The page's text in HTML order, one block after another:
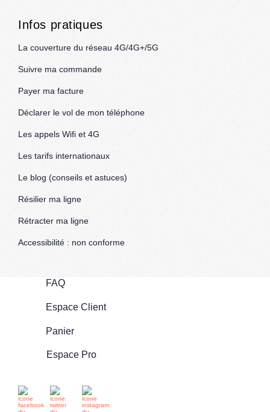
Infos pratiques
La couverture du réseau 4G/4G+/5G
Suivre ma commande
Payer ma facture
Déclarer le vol de mon téléphone
Les appels Wifi et 4G
Les tarifs internationaux
Le blog (conseils et astuces)
Résilier ma ligne
Rétracter ma ligne
Accessibilité : non conforme
FAQ
Espace Client
Panier
Espace Pro